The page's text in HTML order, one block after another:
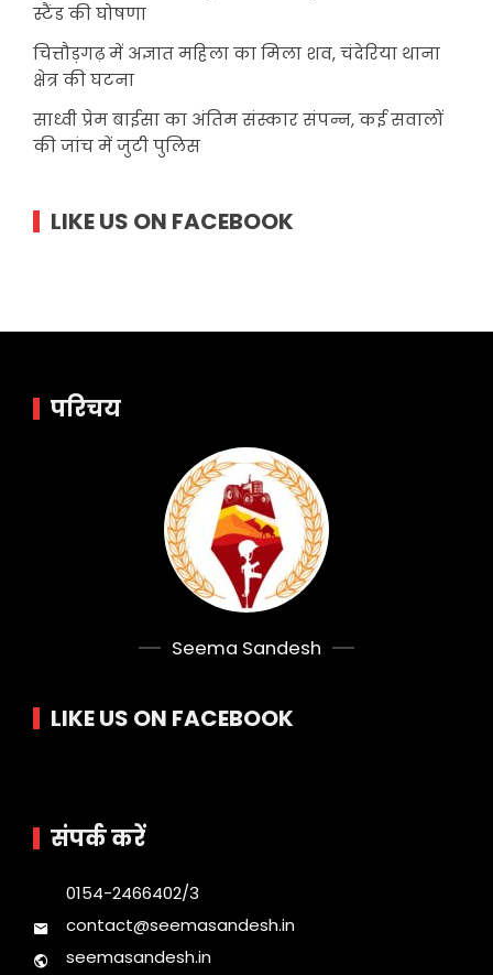
स्टैंड की घोषणा
चित्तौड़गढ़ में अज्ञात महिला का मिला शव, चंदेरिया थाना
क्षेत्र की घटना
साध्वी प्रेम बाईसा का अंतिम संस्कार संपन्न, कई सवालों
की जांच में जुटी पुलिस
LIKE US ON FACEBOOK
परिचय
Seema Sandesh
LIKE US ON FACEBOOK
संपर्क करें
0154-2466402/3
contact@seemasandesh.in
seemasandesh.in